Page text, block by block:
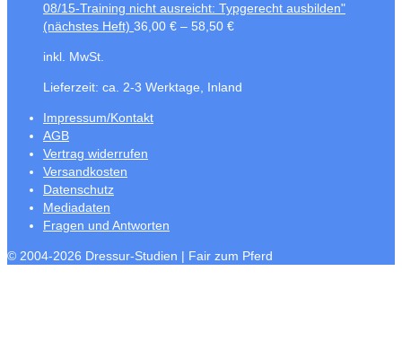
08/15-Training nicht ausreicht: Typgerecht ausbilden"
(nächstes Heft) 36,00 € – 58,50 €
inkl. MwSt.
Lieferzeit: ca. 2-3 Werktage, Inland
Impressum/Kontakt
AGB
Vertrag widerrufen
Versandkosten
Datenschutz
Mediadaten
Fragen und Antworten
© 2004-2026 Dressur-Studien | Fair zum Pferd